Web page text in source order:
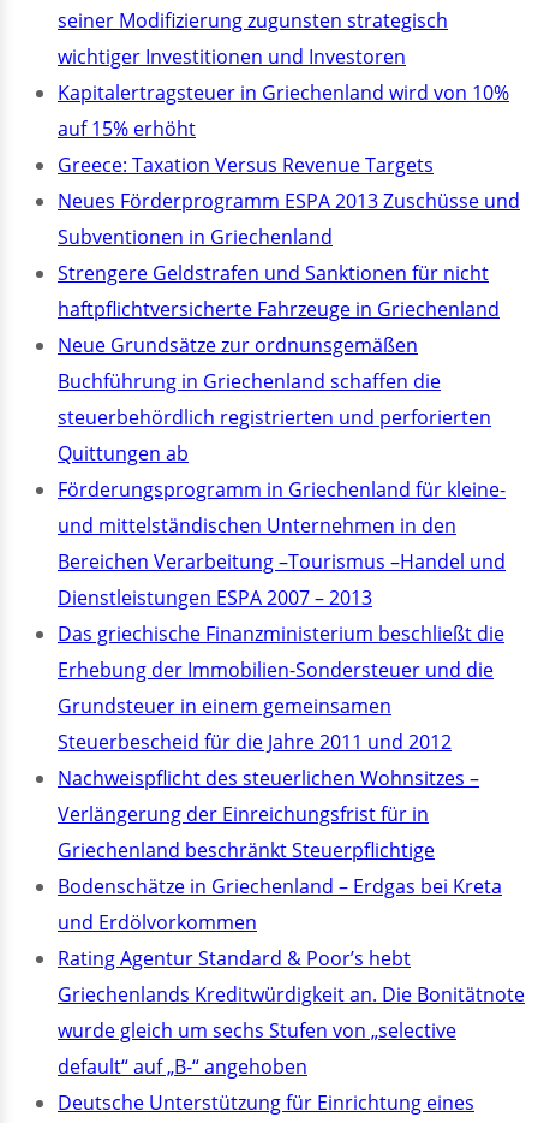
seiner Modifizierung zugunsten strategisch
wichtiger Investitionen und Investoren
Kapitalertragsteuer in Griechenland wird von 10%
auf 15% erhöht
Greece: Taxation Versus Revenue Targets
Neues Förderprogramm ESPA 2013 Zuschüsse und
Subventionen in Griechenland
Strengere Geldstrafen und Sanktionen für nicht
haftpflichtversicherte Fahrzeuge in Griechenland
Neue Grundsätze zur ordnunsgemäßen
Buchführung in Griechenland schaffen die
steuerbehördlich registrierten und perforierten
Quittungen ab
Förderungsprogramm in Griechenland für kleine-
und mittelständischen Unternehmen in den
Bereichen Verarbeitung –Tourismus –Handel und
Dienstleistungen ESPA 2007 – 2013
Das griechische Finanzministerium beschließt die
Erhebung der Immobilien-Sondersteuer und die
Grundsteuer in einem gemeinsamen
Steuerbescheid für die Jahre 2011 und 2012
Nachweispflicht des steuerlichen Wohnsitzes –
Verlängerung der Einreichungsfrist für in
Griechenland beschränkt Steuerpflichtige
Bodenschätze in Griechenland – Erdgas bei Kreta
und Erdölvorkommen
Rating Agentur Standard & Poor’s hebt
Griechenlands Kreditwürdigkeit an. Die Bonitätnote
wurde gleich um sechs Stufen von „selective
default“ auf „B-“ angehoben
Deutsche Unterstützung für Einrichtung eines